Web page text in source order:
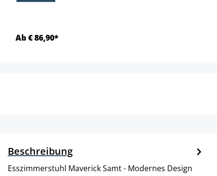
Ab € 86,90*
Beschreibung
Esszimmerstuhl Maverick Samt - Modernes Design